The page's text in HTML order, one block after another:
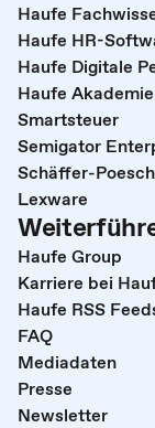
Haufe
Haufe HR-
Haufe Digitale
Haufe Akademie
Smartsteuer
Semigator
Schäffer-
Lexware
Haufe Group
Karriere bei
Haufe RSS
FAQ
Mediadaten
Presse
Newsletter